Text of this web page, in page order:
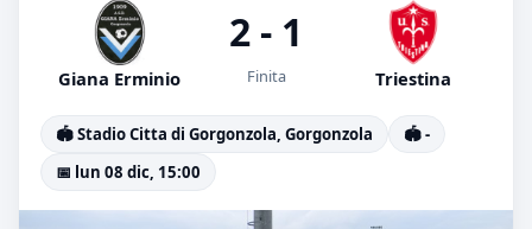
Giana Erminio
2 - 1
Finita Triestina
🏟️ Stadio Citta di Gorgonzola, Gorgonzola
🏟️ -
📅 lun 08 dic, 15:00